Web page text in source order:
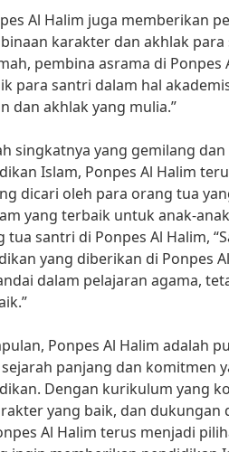
Al Halim juga memberikan
karakter dan akhlak
pembina asrama di Ponpes
para santri dalam hal
dan akhlak yang mulia.”
singkatnya yang gemilang
Islam, Ponpes Al Halim
dicari oleh para orang tua
yang terbaik untuk anak-
santri di Ponpes Al Halim,
yang diberikan di Ponpes
dalam pelajaran agama,
Ponpes Al Halim adalah
panjang dan komitmen
Dengan kurikulum yang
yang baik, dan dukungan
Al Halim terus menjadi